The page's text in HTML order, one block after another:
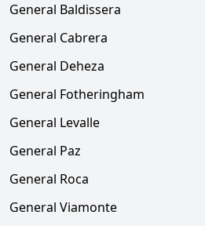
General Baldissera
General Cabrera
General Deheza
General Fotheringham
General Levalle
General Paz
General Roca
General Viamonte